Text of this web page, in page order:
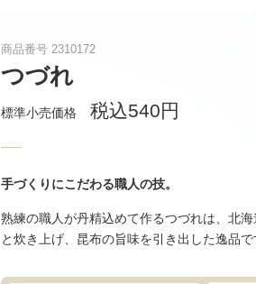
商品番号 2310172
つづれ
標準小売価格 税込540円
手づくりにこだわる職人の技。
熟練の職人が丹精込めて作るつづれは、北
と炊き上げ、昆布の旨味を引き出した逸品で